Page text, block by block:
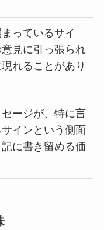
っているサイ
見に引っ張られ
れることがあり
ージが、特に言
インという側面
に書き留める価